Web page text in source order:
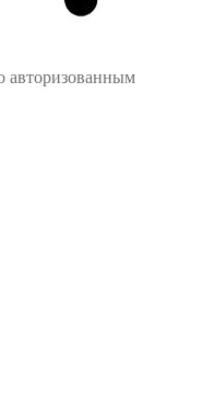
авторизованным